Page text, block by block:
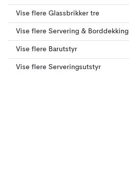
Vise flere Glassbrikker tre
Vise flere Servering & Borddekking
Vise flere Barutstyr
Vise flere Serveringsutstyr